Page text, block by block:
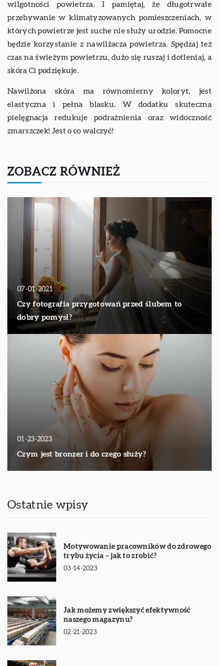
wilgotności powietrza. I pamiętaj, że długotrwałe
przebywanie w klimatyzowanych pomieszczeniach, w
których powietrze jest suche nie służy urodzie. Pomocne
będzie korzystanie z nawilżacza powietrza. Spędzaj też
czas na świeżym powietrzu, dużo się ruszaj i dotleniaj, a
skóra Ci podziękuje.
Nawilżona skóra ma równomierny koloryt, jest
elastyczna i pełna blasku. W dodatku skuteczna
pielęgnacja redukuje podrażnienia oraz widoczność
zmarszczek! Jest o co walczyć!
ZOBACZ RÓWNIEŻ
07-01-2021
Czy fotografia przygotowań przed ślubem to
dobry pomysł?
01-23-2023
Czym jest bronzer i do czego służy?
Ostatnie wpisy
Motywowanie pracowników do zdrowego
trybu życia – jak to zrobić?
03-14-2023
Jak możemy zwiększyć efektywność
naszego magazynu?
02-21-2023